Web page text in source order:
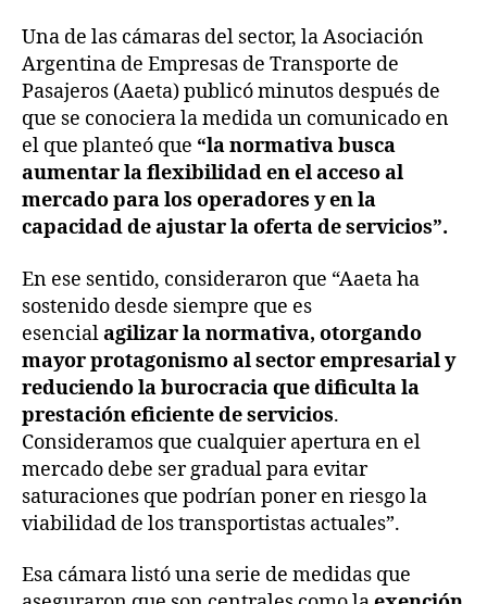
Una de las cámaras del sector, la Asociación
Argentina de Empresas de Transporte de
Pasajeros (Aaeta) publicó minutos después de
que se conociera la medida un comunicado en
el que planteó que “la normativa busca
aumentar la flexibilidad en el acceso al
mercado para los operadores y en la
capacidad de ajustar la oferta de servicios”.
En ese sentido, consideraron que “Aaeta ha
sostenido desde siempre que es
esencialagilizar la normativa, otorgando
mayor protagonismo al sector empresarial y
reduciendo la burocracia que dificulta la
prestación eficiente de servicios.
Consideramos que cualquier apertura en el
mercado debe ser gradual para evitar
saturaciones que podrían poner en riesgo la
viabilidad de los transportistas actuales”.
Esa cámara listó una serie de medidas que